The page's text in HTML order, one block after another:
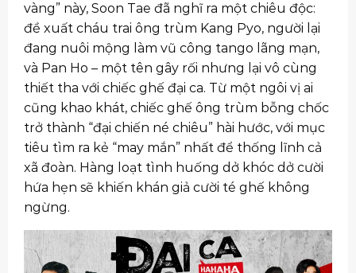
vàng” này, Soon Tae đã nghĩ ra một chiêu độc:
đề xuất cháu trai ông trùm Kang Pyo, người lại
đang nuôi mộng làm vũ công tango lãng mạn,
và Pan Ho – một tên gây rối nhưng lại vô cùng
thiết tha với chiếc ghế đại ca. Từ một ngôi vị ai
cũng khao khát, chiếc ghế ông trùm bỗng chốc
trở thành “đại chiến né chiêu” hài hước, với mục
tiêu tìm ra kẻ “may mắn” nhất để thống lĩnh cả
xã đoàn. Hàng loạt tình huống dở khóc dở cười
hứa hẹn sẽ khiến khán giả cười té ghế không
ngừng.